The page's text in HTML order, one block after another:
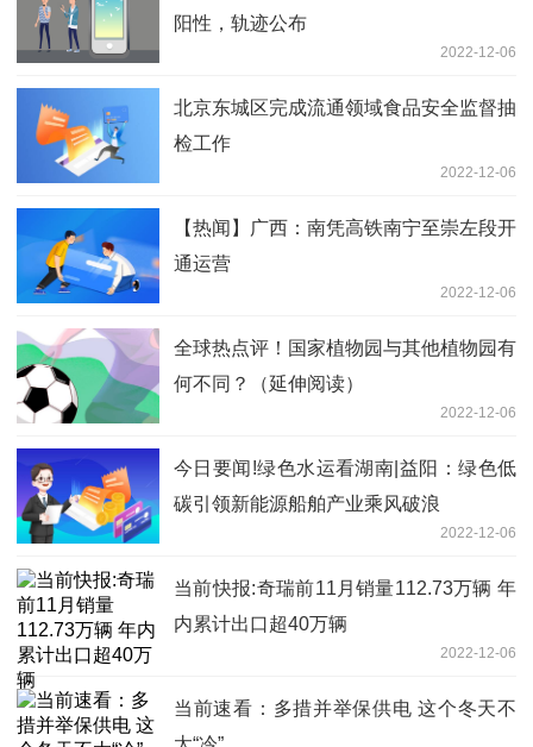
阳性，轨迹公布
2022-12-06
北京东城区完成流通领域食品安全监督抽
检工作
2022-12-06
【热闻】广西：南凭高铁南宁至崇左段开
通运营
2022-12-06
全球热点评！国家植物园与其他植物园有
何不同？（延伸阅读）
2022-12-06
今日要闻!绿色水运看湖南|益阳：绿色低
碳引领新能源船舶产业乘风破浪
2022-12-06
当前快报:奇瑞前11月销量112.73万辆 年
内累计出口超40万辆
2022-12-06
当前速看：多措并举保供电 这个冬天不